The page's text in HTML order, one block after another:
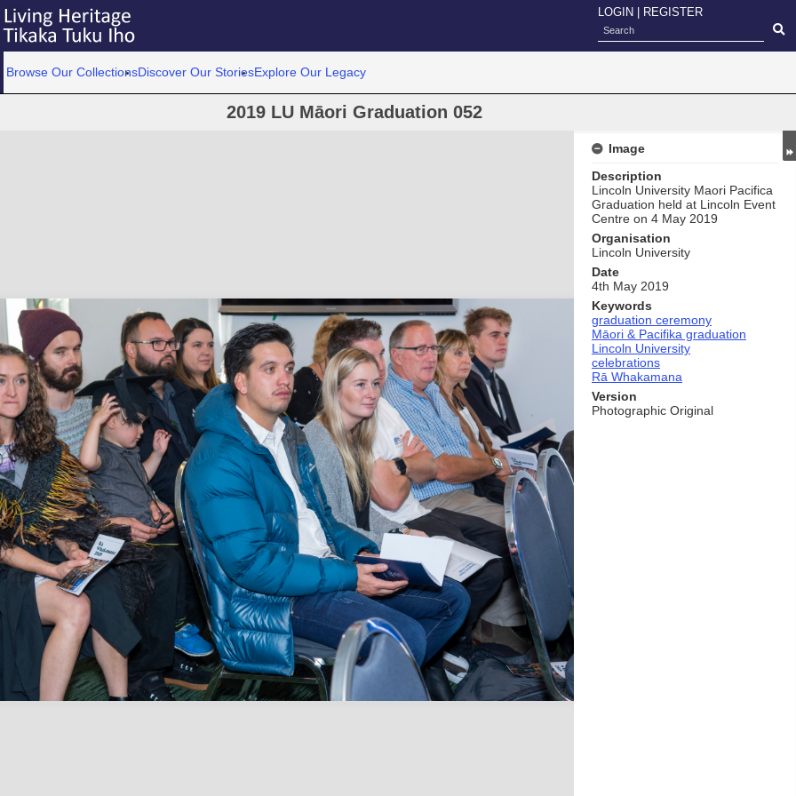
LOGIN REGISTER
Browse Our CollectionsDiscover Our StoriesExplore Our Legacy
2019 LU Māori Graduation 052
Image
Description
Lincoln University Maori Pacifica
Graduation held at Lincoln Event
Centre on 4 May 2019
Organisation
Lincoln University
Date
4th May 2019
Keywords
graduation ceremony
Māori & Pacifika graduation
Lincoln University
celebrations
Rā Whakamana
Version
Photographic Original